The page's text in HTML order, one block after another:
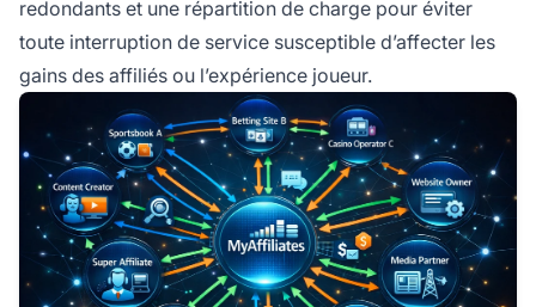
redondants et une répartition de charge pour éviter
toute interruption de service susceptible d’affecter les
gains des affiliés ou l’expérience joueur.